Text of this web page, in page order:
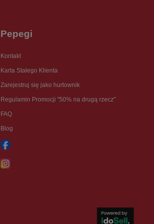
Pepegi
Kontakt
Karta Stałego Klienta
Zarejestruj się jako hurtownik
Regulamin Promocji "50% na drugą rzecz"
FAQ
Blog